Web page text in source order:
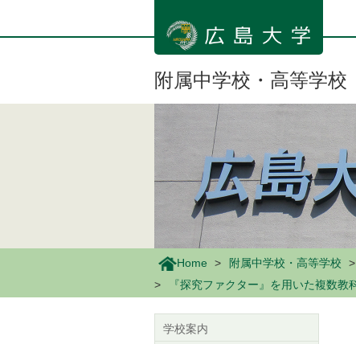
ン
附属中学校・高等学校
Home 附属中学校・高等学校
『探究ファクター』を用いた複
学校案内